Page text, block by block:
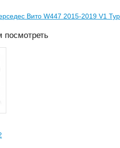
Вито W447 2015-2019 V1
посмотреть